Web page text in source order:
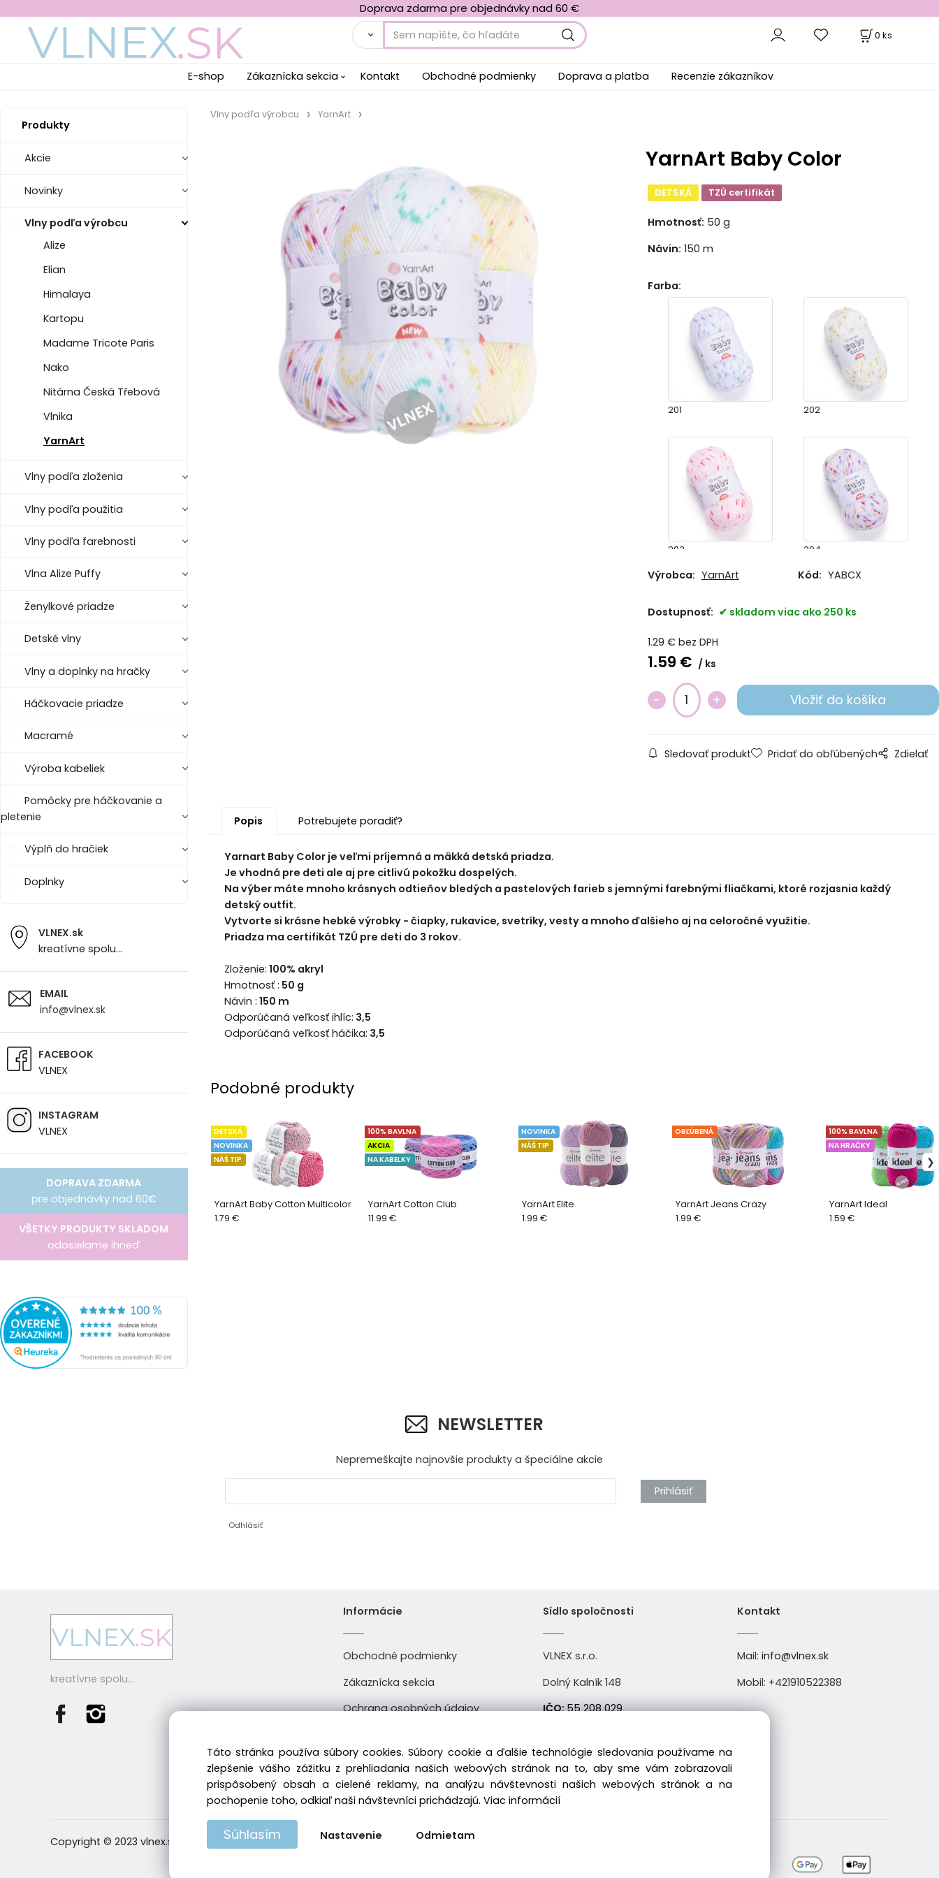
Doprava zdarma pre objednávky nad 60 €
0 ks
E-shop Zákaznícka sekcia Kontakt Obchodné podmienky Doprava a platba Recenzie zákazníkov
Produkty
Akcie
Novinky
Vlny podľa výrobcu
Alize
Elian
Himalaya
Kartopu
Madame Tricote Paris
Nako
Nitárna Česká Třebová
Vlnika
YarnArt
Vlny podľa zloženia
Vlny podľa použitia
Vlny podľa farebnosti
Vlna Alize Puffy
Ženylkové priadze
Detské vlny
Vlny a doplnky na hračky
Háčkovacie priadze
Macramé
Výroba kabeliek
Pomôcky pre háčkovanie a
pletenie
Výplň do hračiek
Doplnky
VLNEX.sk
kreatívne spolu...
EMAIL
info@vlnex.sk
FACEBOOK
VLNEX
INSTAGRAM
VLNEX
DOPRAVA ZDARMA
pre objednávky nad 60€
VŠETKY PRODUKTY SKLADOM
odosielame ihneď
Vlny podľa výrobcu YarnArt
YarnArt Baby Color
DETSKÁ TZÚ certifikát
Hmotnosť: 50 g
Návin: 150 m
Farba:
201 202
203 204
205
Výrobca: YarnArt Kód: YABCX
Dostupnosť: skladom viac ako 250 ks
1.29 € bez DPH
1.59 € ks
Sledovať produkt Pridať do obľúbených Zdielať
Popis Potrebujete poradiť?
Yarnart Baby Color je veľmi príjemná a mäkká detská priadza.
Je vhodná pre deti ale aj pre citlivú pokožku dospelých.
Na výber máte mnoho krásnych odtieňov bledých a pastelových farieb s jemnými farebnými fliačkami, ktoré rozjasnia každý
detský outfit.
Vytvorte si krásne hebké výrobky - čiapky, rukavice, svetríky, vesty a mnoho ďalšieho aj na celoročné využitie.
Priadza ma certifikát TZÚ pre deti do 3 rokov.
Zloženie: 100% akryl
Hmotnosť : 50 g
Návin : 150 m
Odporúčaná veľkosť ihlíc: 3,5
Odporúčaná veľkosť háčika: 3,5
Podobné produkty
YarnArt Baby Cotton Multicolor
DETSKÁ
NOVINKA
NÁŠ TIP
1.79 €
YarnArt Cotton Club
100% BAVLNA
AKCIA
NA KABELKY
11.99 €
YarnArt Elite
NOVINKA
NÁŠ TIP
1.99 €
YarnArt Jeans Crazy
OBĽÚBENÁ
1.99 €
YarnArt Ideal
100% BAVLNA
NA HRAČKY
1.59 €
NEWSLETTER
Nepremeškajte najnovšie produkty a špeciálne akcie
Prihlásiť
Odhlásiť
kreatívne spolu...
Informácie
Obchodné podmienky
Zákaznícka sekcia
Ochrana osobných údajov
Kontakt
Sídlo spoločnosti
VLNEX s.r.o.
Dolný Kalník 148
IČO:55 208 029
IČ DPH:SK2121904004
Kontakt
Mail: info@vlnex.sk
Mobil: +421910522388
Copyright © 2023 vlnex.sk, All rights reserved
Táto stránka používa súbory cookies. Súbory cookie a ďalšie technológie sledovania používame na
zlepšenie vášho zážitku z prehliadania našich webových stránok na to, aby sme vám zobrazovali
prispôsobený obsah a cielené reklamy, na analýzu návštevnosti našich webových stránok a na
pochopenie toho, odkiaľ naši návštevníci prichádzajú. Viac informácií
Súhlasím Nastavenie Odmietam